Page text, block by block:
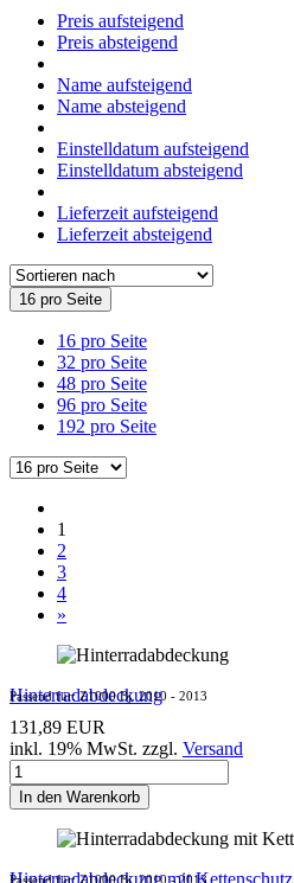
Preis aufsteigend
Preis absteigend
Name aufsteigend
Name absteigend
Einstelldatum aufsteigend
Einstelldatum absteigend
Lieferzeit aufsteigend
Lieferzeit absteigend
16 pro Seite
16 pro Seite
32 pro Seite
48 pro Seite
96 pro Seite
192 pro Seite
1
2
3
4
»
Hinterradabdeckung
Passend für: Z1000 Bj. 2010 - 2013
131,89 EUR
inkl. 19% MwSt. zzgl. Versand
In den Warenkorb
Hinterradabdeckung mit Kettenschutz
Passend für: Z1000 Bj. 2010 - 2013